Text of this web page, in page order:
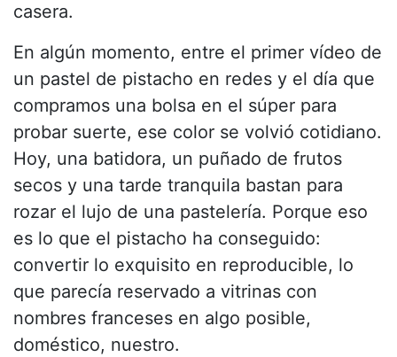
casera.
En algún momento, entre el primer vídeo de
un pastel de pistacho en redes y el día que
compramos una bolsa en el súper para
probar suerte, ese color se volvió cotidiano.
Hoy, una batidora, un puñado de frutos
secos y una tarde tranquila bastan para
rozar el lujo de una pastelería. Porque eso
es lo que el pistacho ha conseguido:
convertir lo exquisito en reproducible, lo
que parecía reservado a vitrinas con
nombres franceses en algo posible,
doméstico, nuestro.